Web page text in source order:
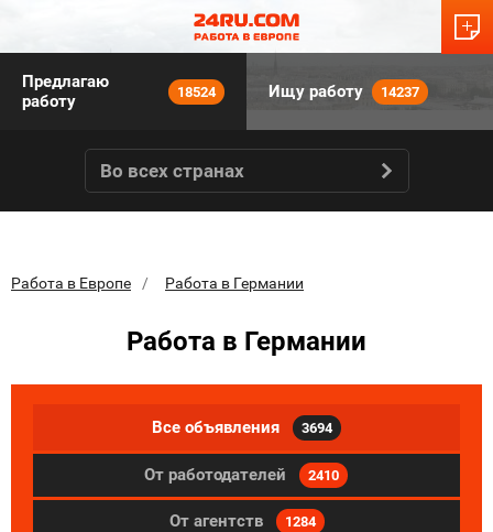
Предлагаю
работу
18524 Ищу работу 14237
Во всех странах
Работа в Европе Работа в Германии
Работа в Германии
Все объявления 3694
От работодателей 2410
От агентств 1284